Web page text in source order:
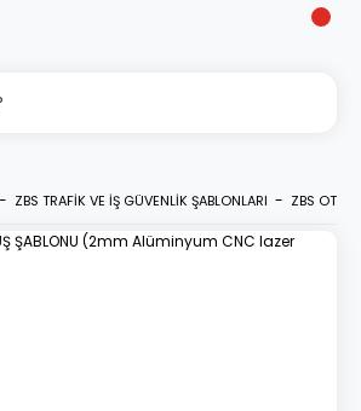
ZBS TRAFİK VE İŞ GÜVENLİK ŞABLONLARI ZBS